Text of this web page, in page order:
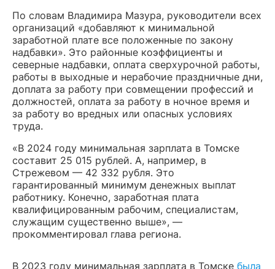
По словам Владимира Мазура, руководители всех
организаций «добавляют к минимальной
заработной плате все положенные по закону
надбавки». Это районные коэффициенты и
северные надбавки, оплата сверхурочной работы,
работы в выходные и нерабочие праздничные дни,
доплата за работу при совмещении профессий и
должностей, оплата за работу в ночное время и
за работу во вредных или опасных условиях
труда.
«В 2024 году минимальная зарплата в Томске
составит 25 015 рублей. А, например, в
Стрежевом — 42 332 рубля. Это
гарантированный минимум денежных выплат
работнику. Конечно, заработная плата
квалифицированным рабочим, специалистам,
служащим существенно выше», —
прокомментировал глава региона.
В 2023 году минимальная зарплата в Томске была